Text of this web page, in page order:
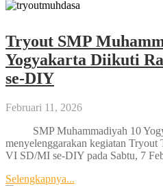
Tryout SMP
Yogyakarta Diikuti
se-DIY
Februari 11, 2026
SMP Muhammadiyah 10
menyelenggarakan kegiatan
VI SD/MI se-DIY pada Sabtu, 7
Selengkapnya...